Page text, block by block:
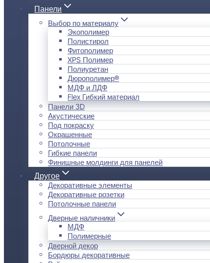
Панели
Выбор по материалу
Экополимер
Полистирол
Фитополимер
XPS Полимер
Полиуретан
Дюрополимер®
МДФ и ЛДФ
Flex Гибкий материал
Панели 3D
Акустические
Под покраску
Окрашенные
Потолочные
Гибкие панели
Финишные молдинги для панелей
Другое
Декоративные элементы
Декоративные розетки
Потолочные панели
Дверные наличники
МДФ
Полимерные
Дверной декор
Бордюры декоративные